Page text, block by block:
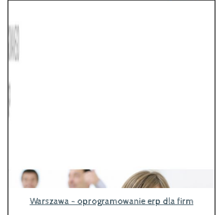
Warszawa - oprogramowanie erp dla firm